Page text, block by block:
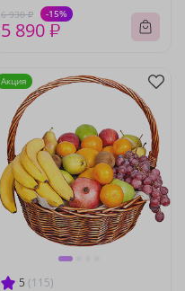
6 930 ₽ -15%
5 890 ₽
5 (115)
Акция